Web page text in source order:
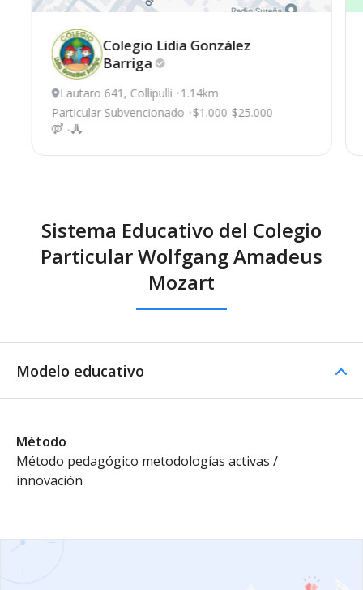
Colegio Lidia González
Barriga
Lautaro 641, Collipulli
1.14km
Particular Subvencionado $1.000-$25.000
Sistema Educativo del Colegio
Particular Wolfgang Amadeus
Mozart
Modelo educativo
Método
Método pedagógico metodologías activas /
innovación